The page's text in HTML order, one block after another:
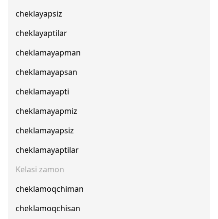
cheklayapsiz
cheklayaptilar
cheklamayapman
cheklamayapsan
cheklamayapti
cheklamayapmiz
cheklamayapsiz
cheklamayaptilar
Kelasi zamon
cheklamoqchiman
cheklamoqchisan